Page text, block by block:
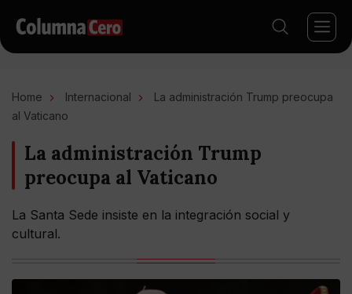
Home Internacional
La administración Trump preocupa
al Vaticano
La administración Trump
preocupa al Vaticano
La Santa Sede insiste en la integración social y
cultural.